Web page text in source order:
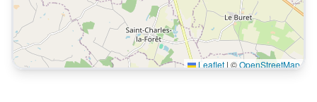
Leaflet | ©OpenStreetMap